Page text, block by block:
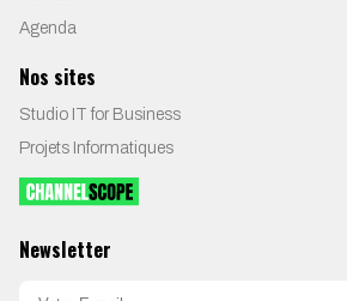
Agenda
Nos sites
Studio IT for Business
Projets Informatiques
Newsletter